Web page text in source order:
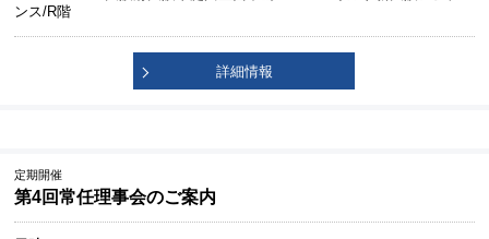
ンス/R階
詳細情報
定期開催
第4回常任理事会のご案内